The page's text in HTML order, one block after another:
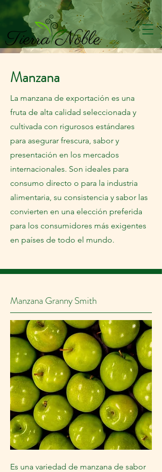
Manzana
La manzana de exportación es una
fruta de alta calidad seleccionada y
cultivada con rigurosos estándares
para asegurar frescura, sabor y
presentación en los mercados
internacionales. Son ideales para
consumo directo o para la industria
alimentaria, su consistencia y sabor las
convierten en una elección preferida
para los consumidores más exigentes
en países de todo el mundo.
Manzana Granny Smith
Es una variedad de manzana de sabor